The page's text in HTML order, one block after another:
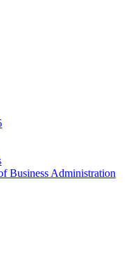
Business Administration